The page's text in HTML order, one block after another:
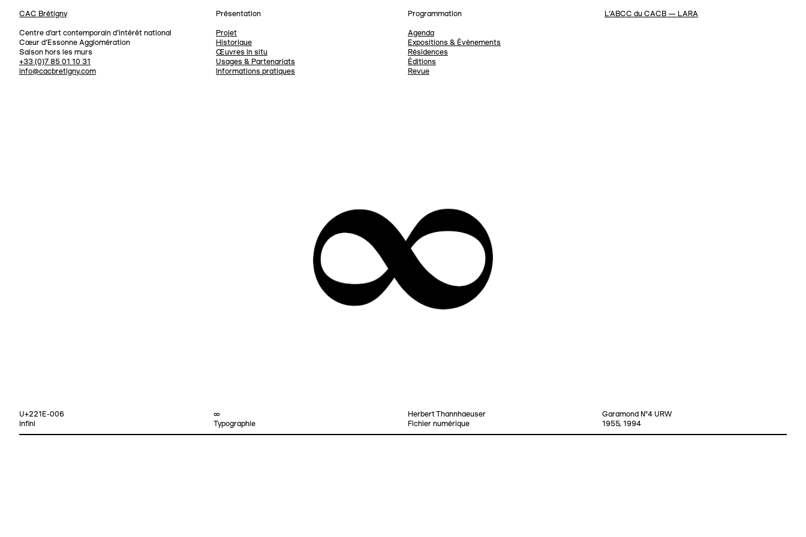
CAC Brétigny
Navigation
L’ABCC du CACB — LARA
Présentation
Projet
Historique
Œuvres in situ
Usages & Partenariats
Informations pratiques
Programmation
Agenda
Expositions & Évènements
Résidences
Éditions
Revue
Centre d’art contemporain d’intérêt national
Cœur d’Essonne Agglomération
Saison hors les murs
+33 (0)7 85 01 10 31
info@cacbretigny.com
U+221E-006
Infini
∞
Typographie
Herbert Thannhaeuser
Fichier numérique
Garamond №4 URW
1955, 1994